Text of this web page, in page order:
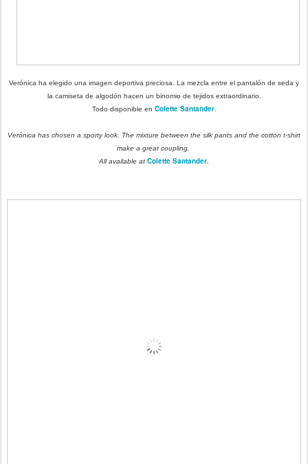
Verónica ha elegido una imagen deportiva preciosa. La mezcla entre el pantalón de seda y
la camiseta de algodón hacen un binomio de tejidos extraordinario.
Todo disponible en Colette Santander.
Verónica has chosen a sporty look. The mixture between the silk pants and the cotton t-shirt
make a great coupling.
All available at Colette Santander